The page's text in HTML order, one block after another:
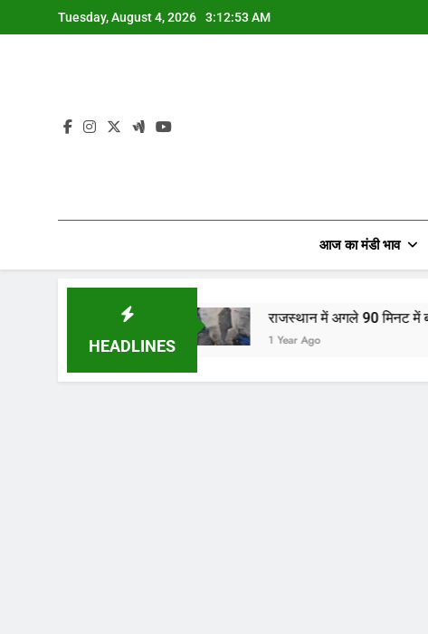
to
Tuesday, August 4, 2026 3:12:54 AM
आज का मंडी भाव
HEADLINES
राजस्थान में अगले 90 मिनट में बारिश का अलर्ट!
1 Year Ago